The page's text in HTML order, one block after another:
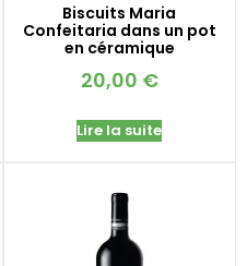
Biscuits Maria
Confeitaria dans un pot
en céramique
20,00 €
Lire la suite